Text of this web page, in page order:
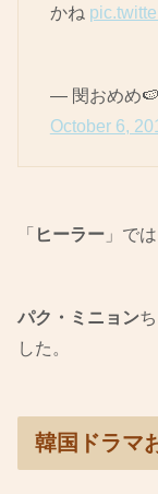
かね
— 閔おめめ
October 6,
「 ヒーラー 」で
パク・ミニョン
した。
韓国ドラマ